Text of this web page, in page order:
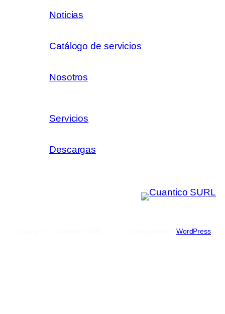
Noticias
Catálogo de servicios
Nosotros
Servicios
Descargas
WordPress